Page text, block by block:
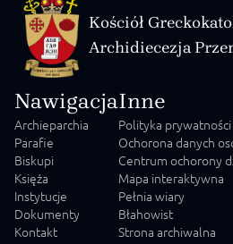
Kościół
Archidiecezja
Nawigacja
Archieparchia
Parafie
Biskupi
Księża
Instytucje
Dokumenty
Kontakt
Inne
Polityka prywatności
Ochorona danych
Centrum ochorony
Mapa interaktywna
Pełnia wiary
Błahowist
Strona archiwalna